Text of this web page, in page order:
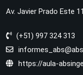
Av. Javier Prado Este
(+51) 997 324 313
https://aula-